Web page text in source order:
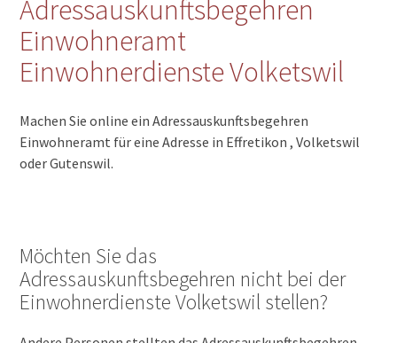
Adressauskunftsbegehren
Einwohneramt
Einwohnerdienste Volketswil
Machen Sie online ein Adressauskunftsbegehren
Einwohneramt für eine Adresse in Effretikon , Volketswil
oder Gutenswil.
Möchten Sie das
Adressauskunftsbegehren nicht bei der
Einwohnerdienste Volketswil stellen?